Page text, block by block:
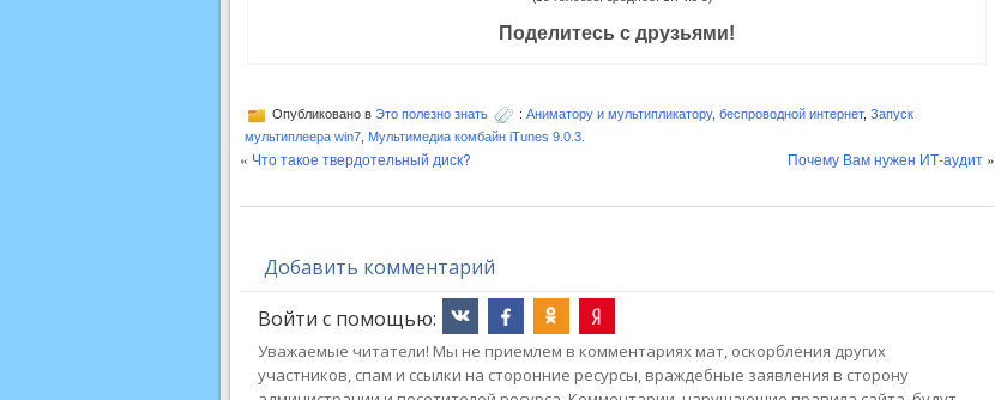
Поделитесь с друзьями!
Опубликовано в Это полезно знать : Аниматору и мультипликатору, беспроводной интернет, Запуск
мультиплеера win7, Мультимедиа комбайн iTunes 9.0.3.
« Что такое твердотельный диск? Почему Вам нужен ИТ-аудит»
Добавить комментарий
Войти с помощью:
Уважаемые читатели! Мы не приемлем в комментариях мат, оскорбления других
участников, спам и ссылки на сторонние ресурсы, враждебные заявления в сторону